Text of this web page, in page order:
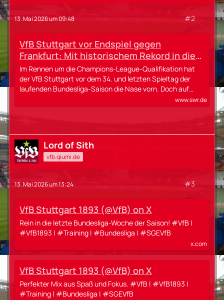
13. Mai 2026 um 09:48 #2
VfB Stuttgart vor Endspiel gegen
Frankfurt: Mit historischem Rekord in die
Champions League?
Im Rennen um die Champions-League-Qualifikation hat
der VfB Stuttgart vor dem 34. und letzten Spieltag der
laufenden Bundesliga-Saison die Nase vorn. Doch auf…
www.swr.de
Lord of Sith
vfb.qiumi.de
13. Mai 2026 um 13:24 #3
VfB Stuttgart 1893 (@VfB) on X
Rein in die letzte Bundesliga-Woche der Saison! #VfB |
#VfB1893 | #Training | #Bundesliga | #SGEVfB
x.com
VfB Stuttgart 1893 (@VfB) on X
Perfekter Mix aus Spaß und Fokus. #VfB | #VfB1893 |
#Training | #Bundesliga | #SGEVfB